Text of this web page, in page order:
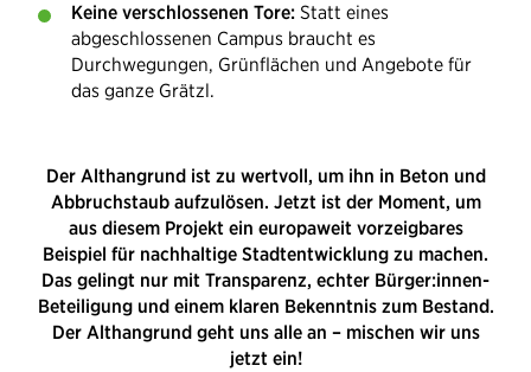
Keine verschlossenen Tore: Statt eines
abgeschlossenen Campus braucht es
Durchwegungen, Grünflächen und Angebote für
das ganze Grätzl.
Der Althangrund ist zu wertvoll, um ihn in Beton und
Abbruchstaub aufzulösen. Jetzt ist der Moment, um
aus diesem Projekt ein europaweit vorzeigbares
Beispiel für nachhaltige Stadtentwicklung zu machen.
Das gelingt nur mit Transparenz, echter Bürger:innen-
Beteiligung und einem klaren Bekenntnis zum Bestand.
Der Althangrund geht uns alle an – mischen wir uns
jetzt ein!